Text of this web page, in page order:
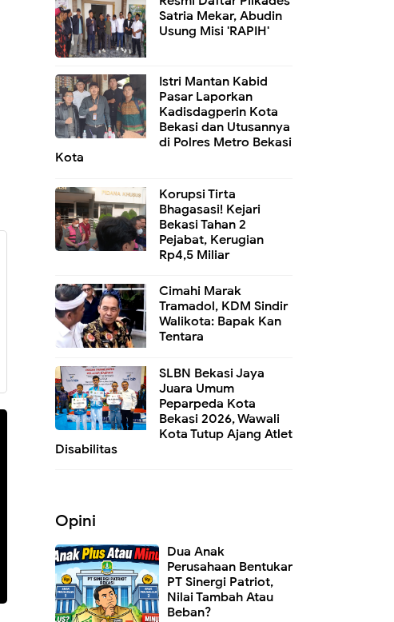
Satria Mekar, Abudin
Usung Misi 'RAPIH'
Istri Mantan Kabid
Pasar Laporkan
Kadisdagperin Kota
Bekasi dan Utusannya
di Polres Metro Bekasi
Kota
Korupsi Tirta
Bhagasasi! Kejari
Bekasi Tahan 2
Pejabat, Kerugian
Rp4,5 Miliar
Cimahi Marak
Tramadol, KDM Sindir
Walikota: Bapak Kan
Tentara
SLBN Bekasi Jaya
Juara Umum
Peparpeda Kota
Bekasi 2026, Wawali
Kota Tutup Ajang Atlet
Disabilitas
Opini
Dua Anak
Perusahaan Bentukan
PT Sinergi Patriot,
Nilai Tambah Atau
Beban?